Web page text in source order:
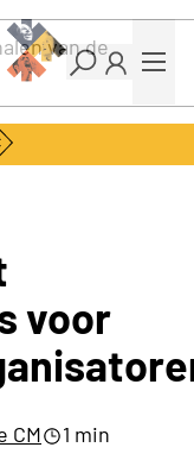
voor
CM
1 min
van de